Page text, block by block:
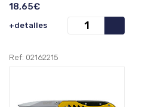
18,65€
+detalles
Ref: 02162215